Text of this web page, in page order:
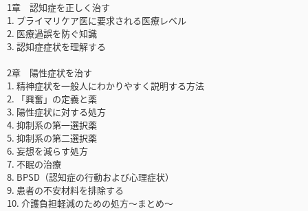
1章 認知症を正しく治す
1. プライマリケア医に要求される医療レベル
2. 医療過誤を防ぐ知識
3. 認知症症状を理解する
2章 陽性症状を治す
1. 精神症状を一般人にわかりやすく説明する方法
2. 「興奮」の定義と薬
3. 陽性症状に対する処方
4. 抑制系の第一選択薬
5. 抑制系の第二選択薬
6. 妄想を減らす処方
7. 不眠の治療
8. BPSD（認知症の行動および心理症状）
9. 患者の不安材料を排除する
10. 介護負担軽減のための処方～まとめ～